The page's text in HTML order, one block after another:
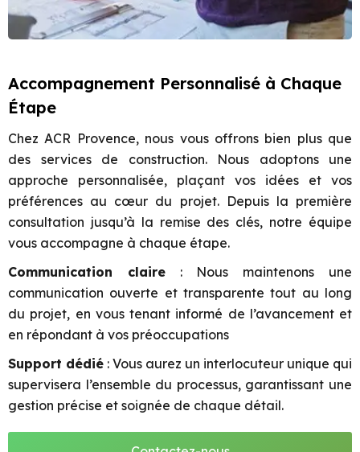
Accompagnement Personnalisé à Chaque
Étape
Chez ACR Provence, nous vous offrons bien plus que
des services de construction. Nous adoptons une
approche personnalisée, plaçant vos idées et vos
préférences au cœur du projet. Depuis la première
consultation jusqu’à la remise des clés, notre équipe
vous accompagne à chaque étape.
Communication claire: Nous maintenons une
communication ouverte et transparente tout au long
du projet, en vous tenant informé de l’avancement et
en répondant à vos préoccupations
Support dédié : Vous aurez un interlocuteur unique qui
supervisera l’ensemble du processus, garantissant une
gestion précise et soignée de chaque détail.